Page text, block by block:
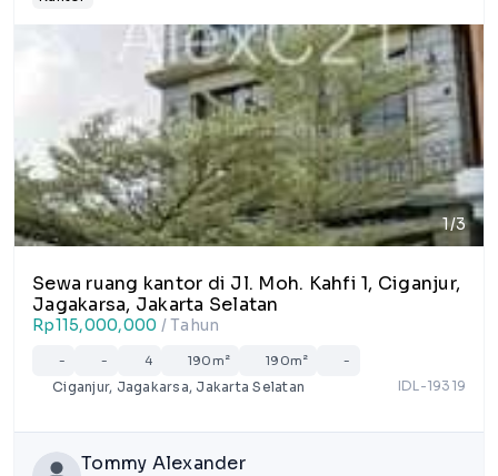
1/3
Sewa ruang kantor di Jl. Moh. Kahfi 1, Ciganjur,
Jagakarsa, Jakarta Selatan
Rp115,000,000 / Tahun
- - 4 190m² 190m² -
Ciganjur, Jagakarsa, Jakarta Selatan IDL-19319
Tommy Alexander